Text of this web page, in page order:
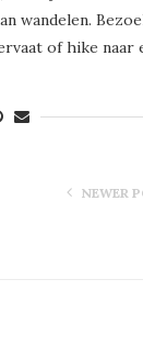
wandelen.
of hike naar
NEWER